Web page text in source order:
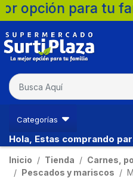
para tu
Categorías
Hola, Estas comprando
Inicio Tienda
Carnes,
Pescados y mariscos